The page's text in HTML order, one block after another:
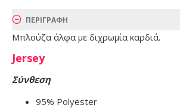
ΠΕΡΙΓΡΑΦΗ
Μπλούζα άλφα με διχρωμία καρδιά.
Jersey
Σύνθεση
95% Polyester